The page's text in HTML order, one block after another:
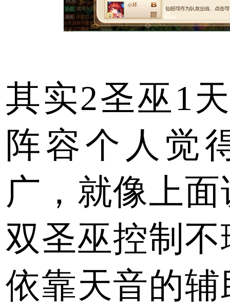
其实2圣巫1
阵容个人觉
广，就像上
双圣巫控制
依靠天音的